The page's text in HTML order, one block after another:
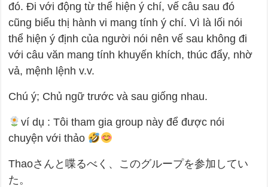
đó. Đi với động từ thể hiện ý chí, vế câu sau đó
cũng biểu thị hành vi mang tính ý chí. Vì là lối nói
thể hiện ý định của người nói nên vế sau không đi
với câu văn mang tính khuyến khích, thúc đẩy, nhờ
vả, mệnh lệnh v.v.
Chú ý; Chủ ngữ trước và sau giống nhau.
ví dụ : Tôi tham gia group này để được nói
chuyện với thảo
Thaoさんと喋るべく、このグループを参加してい
た。